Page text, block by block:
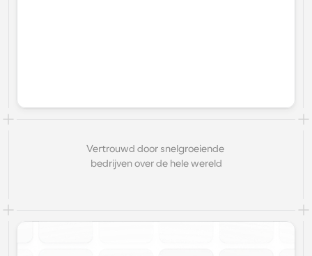
Vertrouwd door snelgroeiende
bedrijven over de hele wereld